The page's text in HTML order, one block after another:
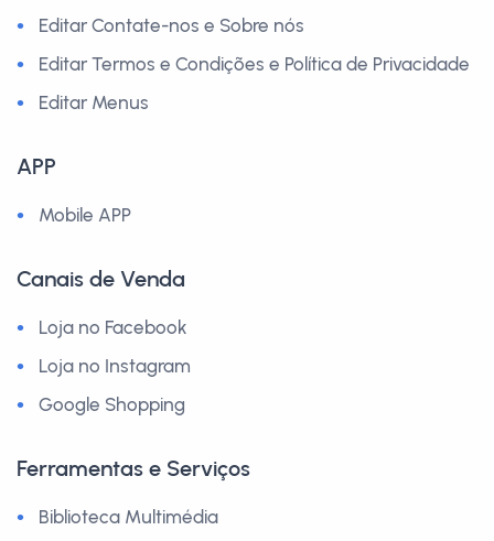
Editar Contate-nos e Sobre nós
Editar Termos e Condições e Política de Privacidade
Editar Menus
APP
Mobile APP
Canais de Venda
Loja no Facebook
Loja no Instagram
Google Shopping
Ferramentas e Serviços
Biblioteca Multimédia